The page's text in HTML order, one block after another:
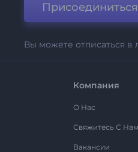
Присоединиться
Вы можете отписаться в
Компания
О Нас
Свяжитесь С
Вакансии